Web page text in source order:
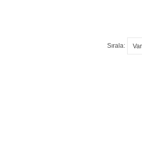
Sırala: